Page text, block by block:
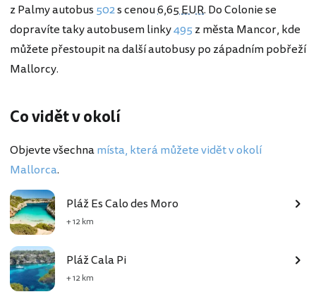
z Palmy autobus 502s cenou6,65 EUR. Do Colonie se
dopravíte taky autobusem linky495z města Mancor, kde
můžete přestoupit na další autobusy po západním pobřeží
Mallorcy.
Co vidět v okolí
Objevte všechnamísta, která můžete vidět v okolí
Mallorca.
Pláž Es Calo des Moro
+ 12 km
Pláž Cala Pi
+ 12 km